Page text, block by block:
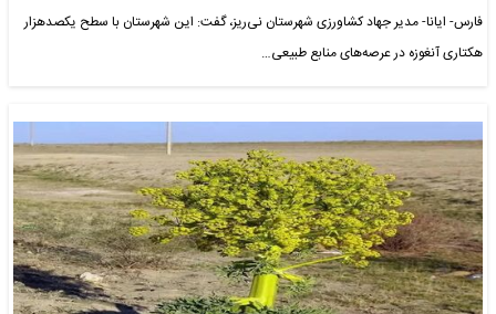
فارس- ایانا- مدیر جهاد کشاورزی شهرستان نی‌ریز، گفت: این شهرستان با سطح یکصدهزار
هکتاری آنغوزه در عرصه‌های منابع طبیعی…